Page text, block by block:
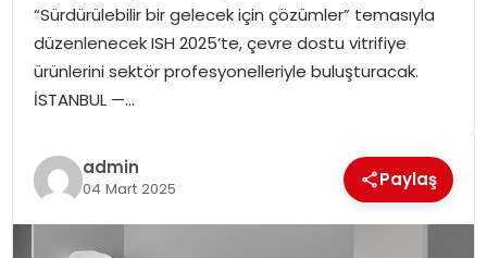
“Sürdürülebilir bir gelecek için çözümler” temasıyla
düzenlenecek ISH 2025’te, çevre dostu vitrifiye
ürünlerini sektör profesyonelleriyle buluşturacak.
İSTANBUL —…
admin
04 Mart 2025 Paylaş